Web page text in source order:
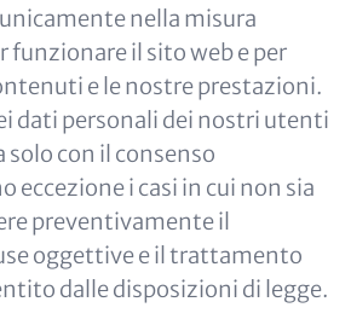
nella misura
funzionare il sito web e per
e le nostre prestazioni.
dati personali dei nostri utenti
solo con il consenso
eccezione i casi in cui non sia
preventivamente il
oggettive e il trattamento
dalle disposizioni di legge.